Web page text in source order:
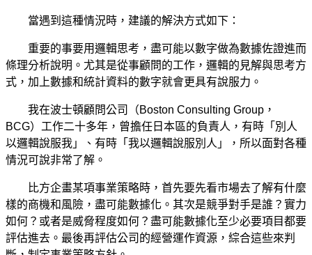
當遇到這種情況時，建議的解決方式如下：
重要的事要用邏輯思考，盡可能以數字做為數據佐證進而
條理分析說明。尤其是從事顧問的工作，邏輯的見解與思考方
式，加上數據和統計資料的數字就會更具有說服力。
我在波士頓顧問公司（Boston Consulting Group，
BCG）工作二十多年，曾擔任日本區的負責人，有時「別人
以邏輯說服我」、有時「我以邏輯說服別人」，所以面對各種
情況可說非常了解。
比方企畫某項事業策略時，首先要先看市場去了解有什麼
樣的商機和風險，盡可能數據化。其次是競爭對手是誰？實力
如何？或者是威脅程度如何？盡可能數據化至少必要項目都要
評估進去。最後再評估公司的經營運作資源，綜合這些來判